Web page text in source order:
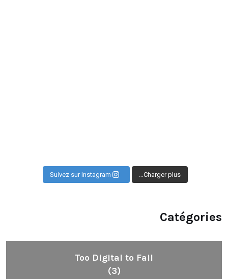
Charger plus…
Suivez sur Instagram
Catégories
Too Digital to Fail
(3)